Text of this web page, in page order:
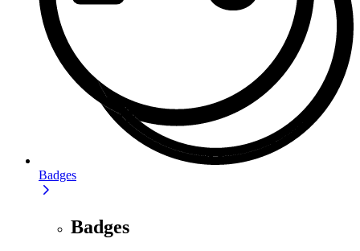
Badges
Badges